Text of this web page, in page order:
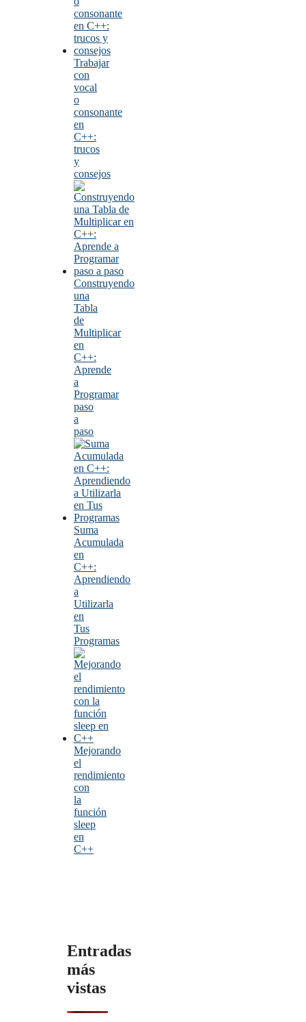
Trabajar
con
vocal
o
consonante
en
C++:
trucos
y
consejos
Construyendo
una
Tabla
de
Multiplicar
en
C++:
Aprende
a
Programar
paso
a
paso
Suma
Acumulada
en
C++:
Aprendiendo
a
Utilizarla
en
Tus
Programas
Mejorando
el
rendimiento
con
la
función
sleep
en
C++
Entradas
más
vistas